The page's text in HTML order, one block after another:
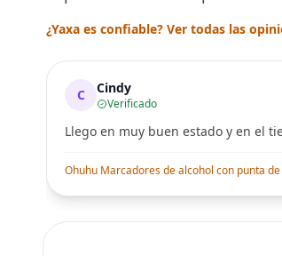
¿Yaxa es confiable? Ver todas las
C Cindy
Verificado
Llego en muy buen estado y en el
Ohuhu Marcadores de alcohol con punta